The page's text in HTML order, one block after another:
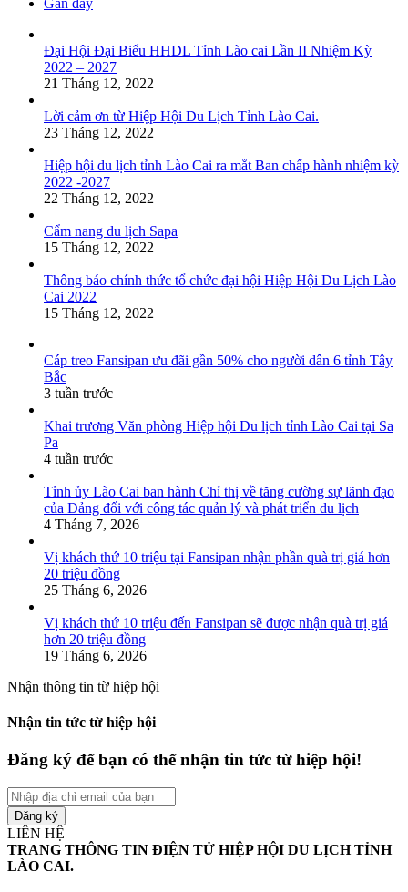
Đại Hội Đại Biểu HHDL Tỉnh Lào cai Lần II Nhiệm Kỳ
2022 – 2027
21 Tháng 12, 2022
Lời cảm ơn từ Hiệp Hội Du Lịch Tỉnh Lào Cai.
23 Tháng 12, 2022
Hiệp hội du lịch tỉnh Lào Cai ra mắt Ban chấp hành nhiệm kỳ
2022 -2027
22 Tháng 12, 2022
Cẩm nang du lịch Sapa
15 Tháng 12, 2022
Thông báo chính thức tổ chức đại hội Hiệp Hội Du Lịch Lào
Cai 2022
15 Tháng 12, 2022
Cáp treo Fansipan ưu đãi gần 50% cho người dân 6 tỉnh Tây
Bắc
3 tuần trước
Khai trương Văn phòng Hiệp hội Du lịch tỉnh Lào Cai tại Sa
Pa
4 tuần trước
Tỉnh ủy Lào Cai ban hành Chỉ thị về tăng cường sự lãnh đạo
của Đảng đối với công tác quản lý và phát triển du lịch
4 Tháng 7, 2026
Vị khách thứ 10 triệu tại Fansipan nhận phần quà trị giá hơn
20 triệu đồng
25 Tháng 6, 2026
Vị khách thứ 10 triệu đến Fansipan sẽ được nhận quà trị giá
hơn 20 triệu đồng
19 Tháng 6, 2026
Nhận thông tin từ hiệp hội
Nhận tin tức từ hiệp hội
Đăng ký để bạn có thể nhận tin tức từ hiệp hội!
Nhập
địa
chỉ
email
của
bạn
LIÊN HỆ
TRANG THÔNG TIN ĐIỆN TỬ HIỆP HỘI DU LỊCH TỈNH
LÀO CAI.